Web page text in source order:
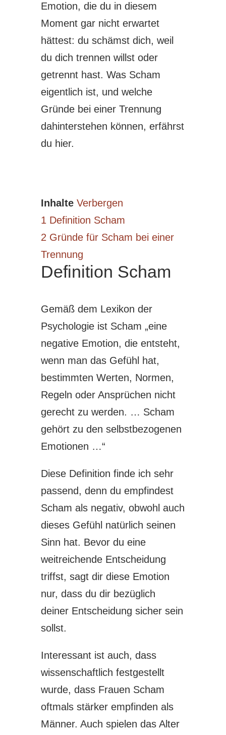
Emotion, die du in diesem
Moment gar nicht erwartet
hättest: du schämst dich, weil
du dich trennen willst oder
getrennt hast. Was Scham
eigentlich ist, und welche
Gründe bei einer Trennung
dahinterstehen können, erfährst
du hier.
Inhalte Verbergen
1 Definition Scham
2 Gründe für Scham bei einer
Trennung
Definition Scham
Gemäß dem Lexikon der
Psychologie ist Scham „eine
negative Emotion, die entsteht,
wenn man das Gefühl hat,
bestimmten Werten, Normen,
Regeln oder Ansprüchen nicht
gerecht zu werden. … Scham
gehört zu den selbstbezogenen
Emotionen …“
Diese Definition finde ich sehr
passend, denn du empfindest
Scham als negativ, obwohl auch
dieses Gefühl natürlich seinen
Sinn hat. Bevor du eine
weitreichende Entscheidung
triffst, sagt dir diese Emotion
nur, dass du dir bezüglich
deiner Entscheidung sicher sein
sollst.
Interessant ist auch, dass
wissenschaftlich festgestellt
wurde, dass Frauen Scham
oftmals stärker empfinden als
Männer. Auch spielen das Alter